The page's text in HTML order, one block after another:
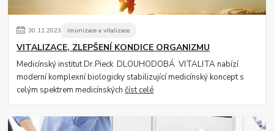
30.11.2023 Imunizace a vitalizace
VITALIZACE, ZLEPŠENÍ KONDICE ORGANIZMU
Medicínský institut Dr.Pieck DLOUHODOBÁ VITALITA nabízí
moderní komplexní biologicky stabilizující medicínský koncept s
celým spektrem medicínskýchčíst celé